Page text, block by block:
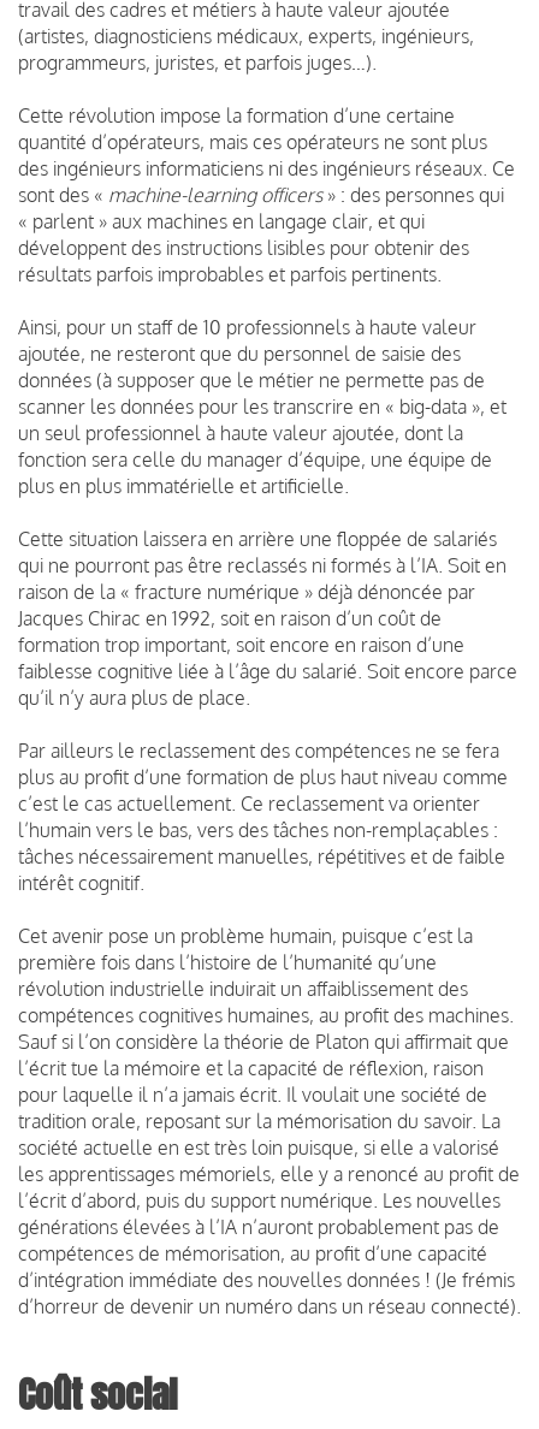
travail des cadres et métiers à haute valeur ajoutée
(artistes, diagnosticiens médicaux, experts, ingénieurs,
programmeurs, juristes, et parfois juges…).
Cette révolution impose la formation d’une certaine
quantité d’opérateurs, mais ces opérateurs ne sont plus
des ingénieurs informaticiens ni des ingénieurs réseaux. Ce
sont des « machine-learning officers» : des personnes qui
« parlent » aux machines en langage clair, et qui
développent des instructions lisibles pour obtenir des
résultats parfois improbables et parfois pertinents.
Ainsi, pour un staff de 10 professionnels à haute valeur
ajoutée, ne resteront que du personnel de saisie des
données (à supposer que le métier ne permette pas de
scanner les données pour les transcrire en « big-data », et
un seul professionnel à haute valeur ajoutée, dont la
fonction sera celle du manager d’équipe, une équipe de
plus en plus immatérielle et artificielle.
Cette situation laissera en arrière une floppée de salariés
qui ne pourront pas être reclassés ni formés à l’IA. Soit en
raison de la « fracture numérique » déjà dénoncée par
Jacques Chirac en 1992, soit en raison d’un coût de
formation trop important, soit encore en raison d’une
faiblesse cognitive liée à l’âge du salarié. Soit encore parce
qu’il n’y aura plus de place.
Par ailleurs le reclassement des compétences ne se fera
plus au profit d’une formation de plus haut niveau comme
c’est le cas actuellement. Ce reclassement va orienter
l’humain vers le bas, vers des tâches non-remplaçables :
tâches nécessairement manuelles, répétitives et de faible
intérêt cognitif.
Cet avenir pose un problème humain, puisque c’est la
première fois dans l’histoire de l’humanité qu’une
révolution industrielle induirait un affaiblissement des
compétences cognitives humaines, au profit des machines.
Sauf si l’on considère la théorie de Platon qui affirmait que
l’écrit tue la mémoire et la capacité de réflexion, raison
pour laquelle il n’a jamais écrit. Il voulait une société de
tradition orale, reposant sur la mémorisation du savoir. La
société actuelle en est très loin puisque, si elle a valorisé
les apprentissages mémoriels, elle y a renoncé au profit de
l’écrit d’abord, puis du support numérique. Les nouvelles
générations élevées à l’IA n’auront probablement pas de
compétences de mémorisation, au profit d’une capacité
d’intégration immédiate des nouvelles données ! (Je frémis
d’horreur de devenir un numéro dans un réseau connecté).
Coût social